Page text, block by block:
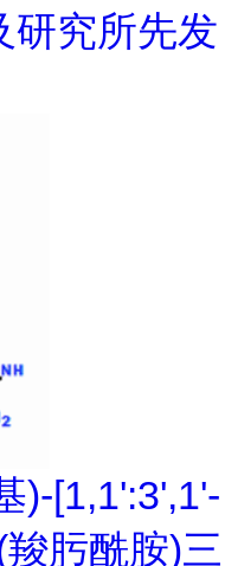
研究所先发
)-[1,1':3',1'-
肟酰胺)三